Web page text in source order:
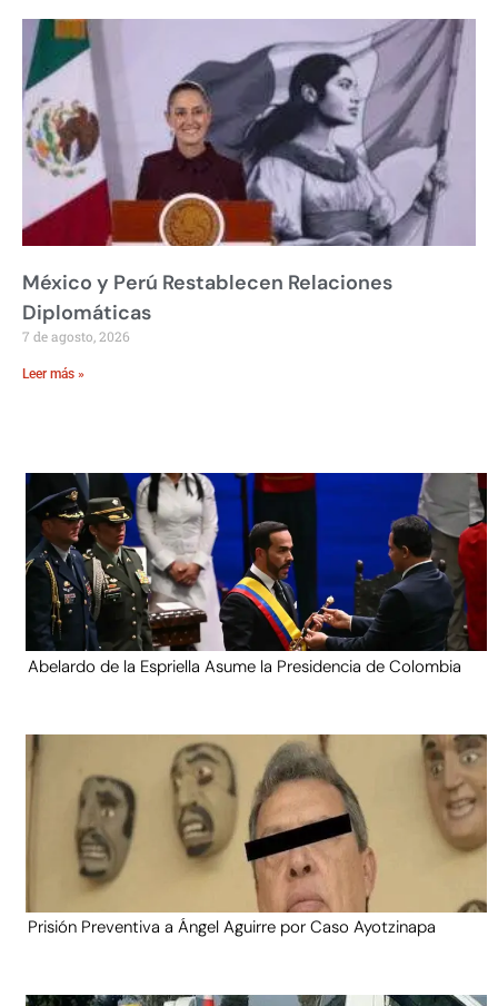
México y Perú Restablecen Relaciones
Diplomáticas
7 de agosto, 2026
Leer más »
Abelardo de la Espriella Asume la Presidencia de Colombia
Prisión Preventiva a Ángel Aguirre por Caso Ayotzinapa